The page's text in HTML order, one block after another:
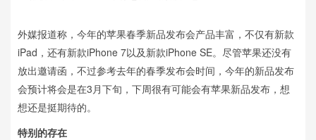
外媒报道称，今年的苹果春季新品发布会产品丰富，不仅有新款
iPad，还有新款iPhone 7以及新款iPhone SE。尽管苹果还没有
放出邀请函，不过参考去年的春季发布会时间，今年的新品发布
会预计将会是在3月下旬，下周很有可能会有苹果新品发布，想
想还是挺期待的。
特别的存在